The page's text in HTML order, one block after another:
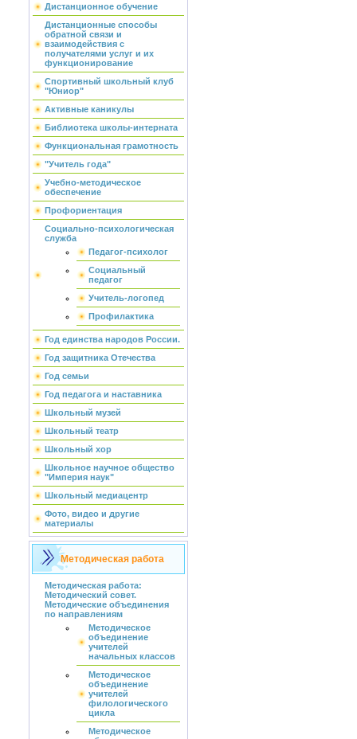
Дистанционное обучение
Дистанционные способы
обратной связи и
взаимодействия с
получателями услуг и их
функционирование
Спортивный школьный клуб
"Юниор"
Активные каникулы
Библиотека школы-интерната
Функциональная грамотность
"Учитель года"
Учебно-методическое
обеспечение
Профориентация
Социально-психологическая
служба
Педагог-психолог
Социальный
педагог
Учитель-логопед
Профилактика
Год единства народов России.
Год защитника Отечества
Год семьи
Год педагога и наставника
Школьный музей
Школьный театр
Школьный хор
Школьное научное общество
"Империя наук"
Школьный медиацентр
Фото, видео и другие
материалы
Методическая работа
Методическая работа:
Методический совет.
Методические объединения
по направлениям
Методическое
объединение
учителей
начальных классов
Методическое
объединение
учителей
филологического
цикла
Методическое